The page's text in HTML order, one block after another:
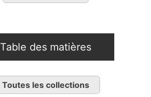
Table des matières
Toutes les collections